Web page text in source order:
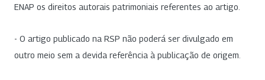
ENAP os direitos autorais patrimoniais referentes ao artigo.
- O artigo publicado na RSP não poderá ser divulgado em
outro meio sem a devida referência à publicação de origem.